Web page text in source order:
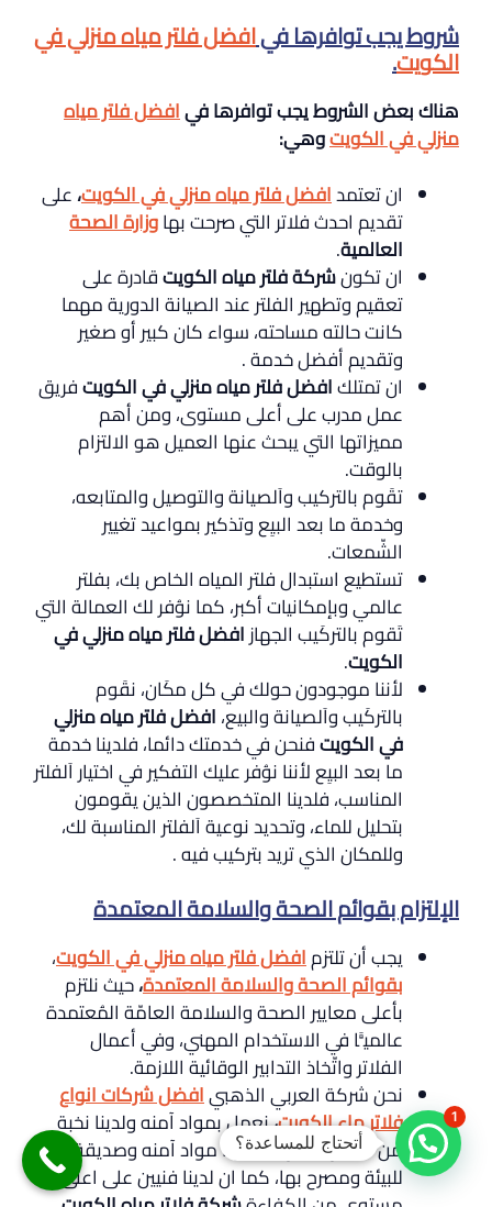
شروط يجب توافرها فيافضل فلتر مياه منزلي في
الكويت.
هناك بعض الشروط يجب توافرها فيافضل فلتر مياه
منزلي في الكويتوهي:
ان تعتمدافضل فلتر مياه منزلي في الكويت،على
تقديم احدث فلاتر التي صرحت بهاوزارة الصحة
العالمية.
ان تكونشركة فلتر مياه الكويتقادرة على
تعقيم وتطهير الفلتر عند الصيانة الدورية مهما
كانت حالته مساحته، سواء كان كبير أو صغير
وتقديم أفضل خدمة .
ان تمتلكافضل فلتر مياه منزلي في الكويتفريق
عمل مدرب على أعلى مستوى، ومن أهم
مميزاتها التي يبحث عنها العميل هو الالتزام
بالوقت.
تقَوم بالتركيب واَلصيانة والتوصيل والمتابعه،
وخدمة ما بعد البيِع وتذكير بمواعيد تغيير
الشّمعات.
تستطيع استبدال فلتر المياه الخاص بك، بفلتر
عالمي وبإمكانيات أكبر، كما نوُفر لك العمالة التي
تَقوم بالتركَيب الجهازافضل فلتر مياه منزلي في
الكويت.
لأننا موجودون حولك في كل مكَان، نقَوم
بالتركَيب واَلصيانة والبيع،افضل فلتر مياه منزلي
في الكويتفنحن في خدمتك دائما، فلدينا خدمة
ما بعد البيِع لأننا نوُفر عليك التفكير في اختيار اَلفلتر
المناسب، فلدينا المتخصصون الذين يقومون
بتحليل للماء، وتحديد نوعية اَلفلتر المناسبة لك،
وللمكان الذي تريد بتركيب فيه .
الإلتزام بقوائم الصحة والسلامة المعتمدة
يجب أن تلتزمافضل فلتر مياه منزلي في الكويت،
بقوائم الصحة والسلامة المعتمدة،حيث نلتزم
بأعلى معايير الصحة والسلامة العامّة المُعتمدة
عالميًّا في الاستخدام المهني، وفي أعمال
الفلاتر واتّخاذ التدابير الوقائية اللازمة.
نحن شركة العربي الذهبيافضل شركات انواع
فلاتر ماء الكويت،نعمل بمواد آمنه ولدينا نخبة
من الفنين الذين يمنحونا مواد آمنه وصديقة
للبيئة ومصرح بها، كما ان لدينا فنيين على اعلى
أتحتاج للمساعدة؟
1